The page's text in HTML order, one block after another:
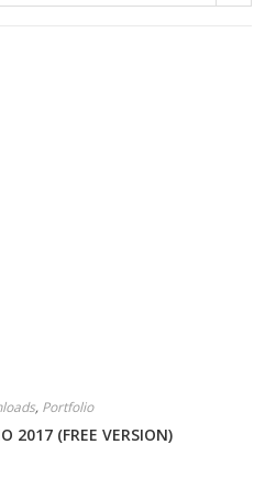
, Portfolio
2017 (FREE VERSION)